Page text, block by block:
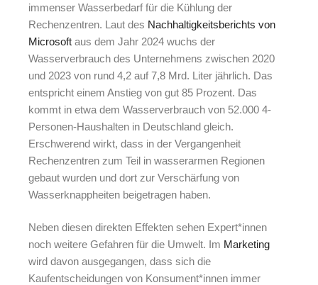
immenser Wasserbedarf für die Kühlung der
Rechenzentren. Laut des Nachhaltigkeitsberichts von
Microsoft aus dem Jahr 2024 wuchs der
Wasserverbrauch des Unternehmens zwischen 2020
und 2023 von rund 4,2 auf 7,8 Mrd. Liter jährlich. Das
entspricht einem Anstieg von gut 85 Prozent. Das
kommt in etwa dem Wasserverbrauch von 52.000 4-
Personen-Haushalten in Deutschland gleich.
Erschwerend wirkt, dass in der Vergangenheit
Rechenzentren zum Teil in wasserarmen Regionen
gebaut wurden und dort zur Verschärfung von
Wasserknappheiten beigetragen haben.
Neben diesen direkten Effekten sehen Expert*innen
noch weitere Gefahren für die Umwelt. Im Marketing
wird davon ausgegangen, dass sich die
Kaufentscheidungen von Konsument*innen immer